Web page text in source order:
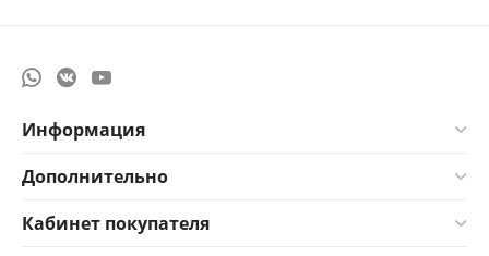
Информация
Дополнительно
Кабинет покупателя